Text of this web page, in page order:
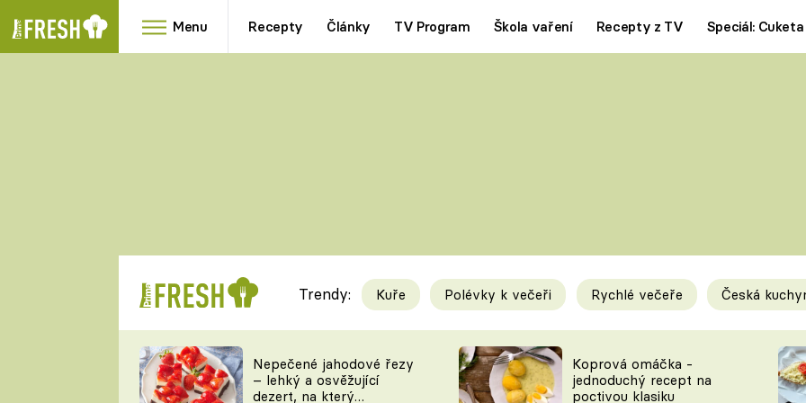
Menu Recepty Články TV Program Škola vaření Recepty z TV Speciál: Cuketa
RYCHLOVKY
Videorecepty
TEĎ VAŘÍ ŠÉF!
Tipy a triky
KAM ZA JÍDLEM
Trendy: Kuře Polévky k večeři Rychlé večeře Česká
Nepečené jahodové řezy
– lehký a osvěžující
dezert, na který
Koprová omáčka -
jednoduchý recept na
poctivou klasiku